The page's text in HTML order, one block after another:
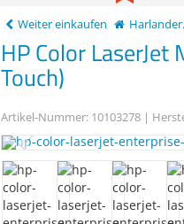
Weiter einkaufen
HPColor LaserJet
Touch)
Artikel-Nummer: 10103278 |